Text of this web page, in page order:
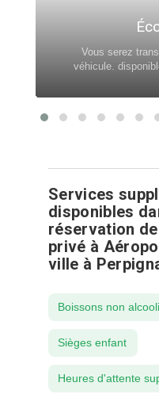
Vous serez
véhicule.
Services
disponibles
réservation
privé à
ville à
Boissons non
Sièges enfant
Heures d'attente